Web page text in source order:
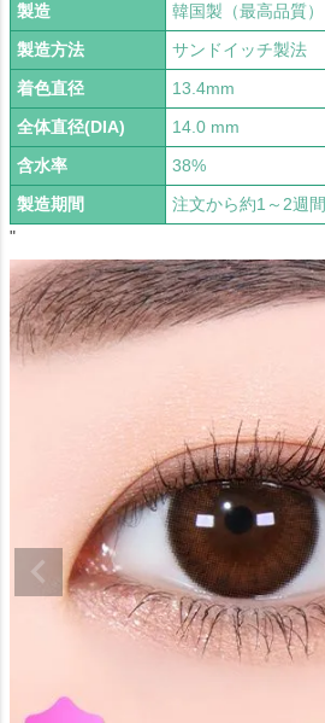
製造
韓国製（最高品質）
製造方法
サンドイッチ製法
着色直径
13.4mm
全体直径(DIA)
14.0 mm
含水率
38%
製造期間
注文から約1～2週間
"